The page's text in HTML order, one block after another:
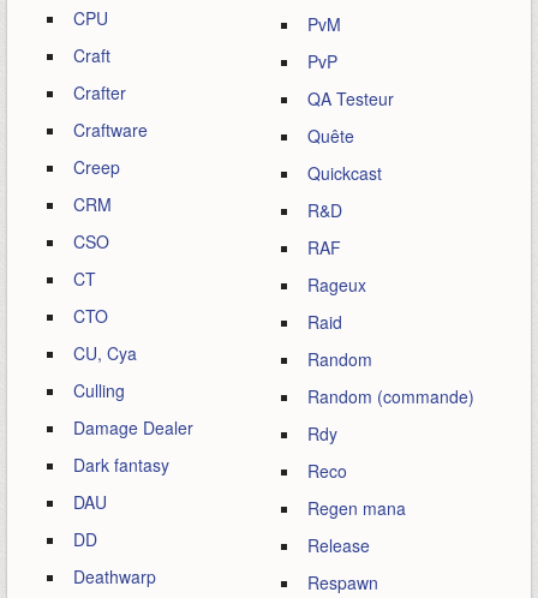
CPU
Craft
Crafter
Craftware
Creep
CRM
CSO
CT
CTO
CU, Cya
Culling
Damage Dealer
Dark fantasy
DAU
DD
Deathwarp
PvM
PvP
QA Testeur
Quête
Quickcast
R&D
RAF
Rageux
Raid
Random
Random (commande)
Rdy
Reco
Regen mana
Release
Respawn